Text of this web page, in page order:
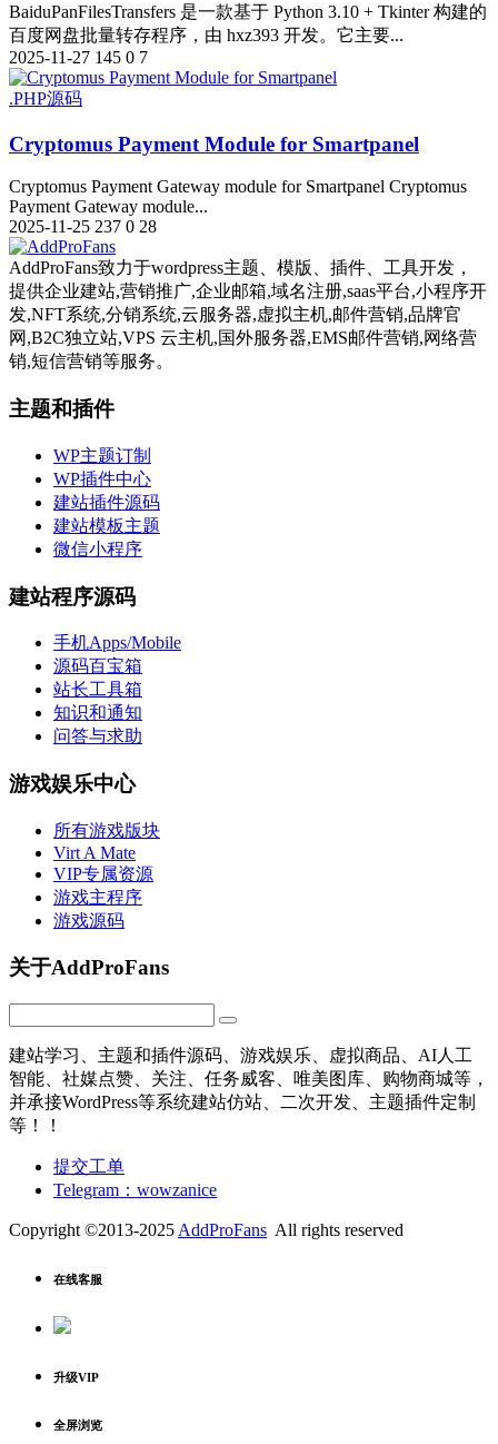
BaiduPanFilesTransfers 是一款基于 Python 3.10 + Tkinter 构建的
百度网盘批量转存程序，由 hxz393 开发。它主要...
2025-11-27 145 0 7
.PHP源码
Cryptomus Payment Module for Smartpanel
Cryptomus Payment Gateway module for Smartpanel Cryptomus
Payment Gateway module...
2025-11-25 237 0 28
AddProFans致力于wordpress主题、模版、插件、工具开发，
提供企业建站,营销推广,企业邮箱,域名注册,saas平台,小程序开
发,NFT系统,分销系统,云服务器,虚拟主机,邮件营销,品牌官
网,B2C独立站,VPS 云主机,国外服务器,EMS邮件营销,网络营
销,短信营销等服务。
主题和插件
WP主题订制
WP插件中心
建站插件源码
建站模板主题
微信小程序
建站程序源码
手机Apps/Mobile
源码百宝箱
站长工具箱
知识和通知
问答与求助
游戏娱乐中心
所有游戏版块
Virt A Mate
VIP专属资源
游戏主程序
游戏源码
关于AddProFans
建站学习、主题和插件源码、游戏娱乐、虚拟商品、AI人工
智能、社媒点赞、关注、任务威客、唯美图库、购物商城等，
并承接WordPress等系统建站仿站、二次开发、主题插件定制
等！！
提交工单
Telegram：wowzanice
Copyright ©2013-2025 AddProFans All rights reserved
在线客服
升级VIP
全屏浏览